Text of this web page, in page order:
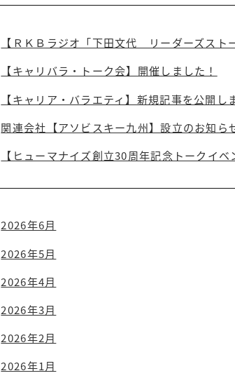
【ＲＫＢラジオ「下田文代 リーダーズスト
【キャリバラ・トーク会】開催しました！
【キャリア・バラエティ】新規記事を公開し
関連会社【アソビスキー九州】設立のお知ら
【ヒューマナイズ創立30周年記念トークイベ
2026年6月
2026年5月
2026年4月
2026年3月
2026年2月
2026年1月